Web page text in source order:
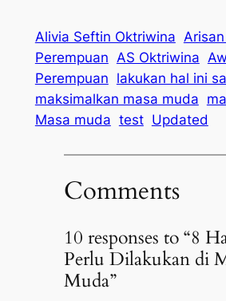
Alivia Seftin Oktriwina
Perempuan AS Oktriwina
Perempuan lakukan hal ini
maksimalkan masa muda
Masa muda test Updated
Comments
10 responses to “8
Perlu Dilakukan di
Muda”